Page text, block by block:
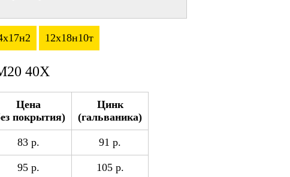
12х18н10т
40Х
Цена
покрытия)
Цинк
(гальваника)
83 р. 91 р.
95 р. 105 р.